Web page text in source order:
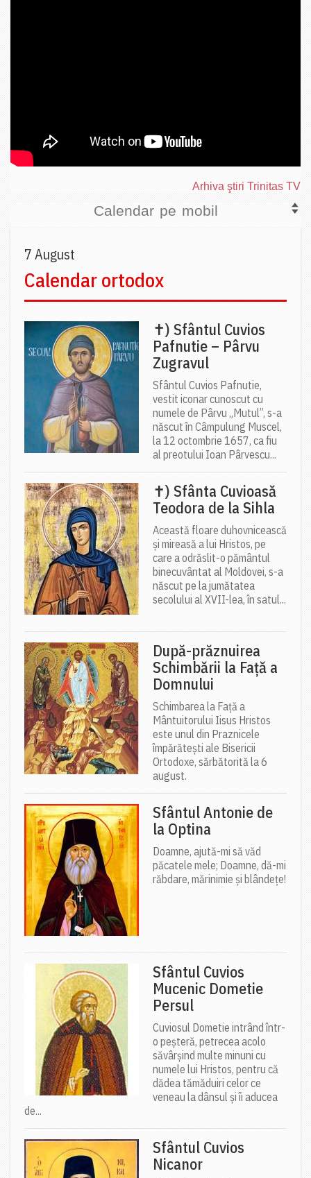
Arhiva ştiri Trinitas TV
Calendar pe mobil
7 August
Calendar ortodox
✝) Sfântul Cuvios
Pafnutie – Pârvu
Zugravul
Sfântul Cuvios Pafnutie,
vestit iconar cunoscut cu
numele de Pârvu „Mutul”, s-a
născut în Câmpulung Muscel,
la 12 octombrie 1657, ca fiu
al preotului Ioan Pârvescu...
✝) Sfânta Cuvioasă
Teodora de la Sihla
Această floare duhovnicească
și mireasă a lui Hristos, pe
care a odrăslit-o pământul
binecuvântat al Moldovei, s-a
născut pe la jumătatea
secolului al XVII-lea, în satul...
După-prăznuirea
Schimbării la Față a
Domnului
Schimbarea la Față a
Mântuitorului Iisus Hristos
este unul din Praznicele
împărătești ale Bisericii
Ortodoxe, sărbătorită la 6
august.
Sfântul Antonie de
la Optina
Doamne, ajută-mi să văd
păcatele mele; Doamne, dă-mi
răbdare, mărinimie şi blândeţe!
Sfântul Cuvios
Mucenic Dometie
Persul
Cuviosul Dometie intrând într-
o peșteră, petrecea acolo
săvârșind multe minuni cu
numele lui Hristos, pentru că
dădea tămăduiri celor ce
veneau la dânsul și îi aducea
de...
Sfântul Cuvios
Nicanor